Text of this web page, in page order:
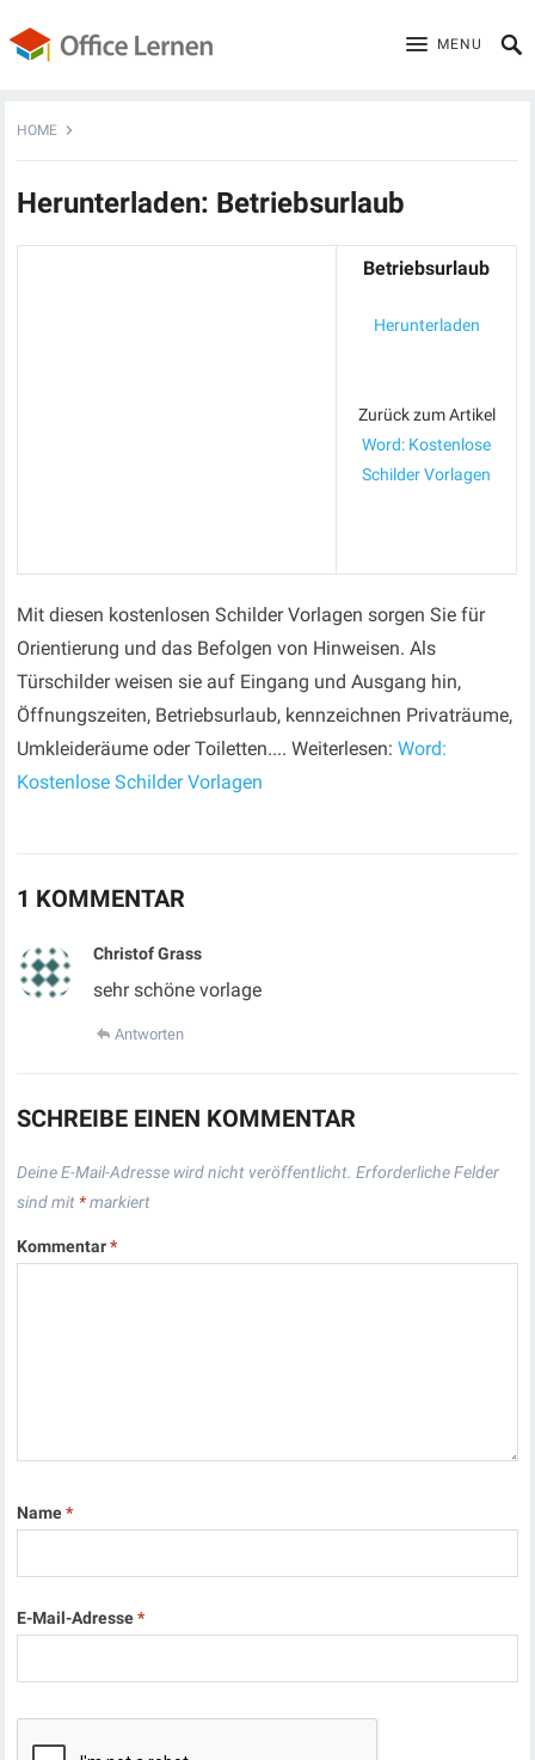
MENU
HOME
Herunterladen: Betriebsurlaub
Betriebsurlaub
Herunterladen
Zurück zum Artikel
Word: Kostenlose
Schilder Vorlagen
Mit diesen kostenlosen Schilder Vorlagen sorgen Sie für
Orientierung und das Befolgen von Hinweisen. Als
Türschilder weisen sie auf Eingang und Ausgang hin,
Öffnungszeiten, Betriebsurlaub, kennzeichnen Privaträume,
Umkleideräume oder Toiletten.... Weiterlesen:Word:
Kostenlose Schilder Vorlagen
1 KOMMENTAR
Christof Grass
sehr schöne vorlage
Antworten
SCHREIBE EINEN KOMMENTAR
Deine E-Mail-Adresse wird nicht veröffentlicht. Erforderliche Felder
sind mit *markiert
Kommentar*
Name*
E-Mail-Adresse*